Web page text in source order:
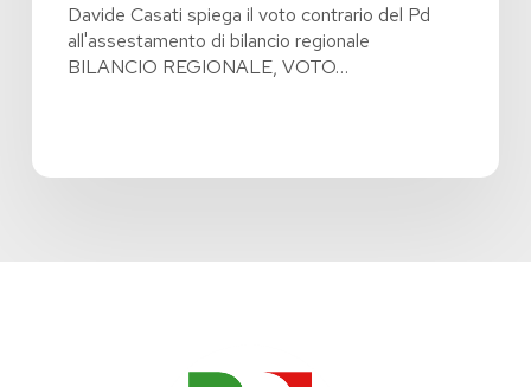
Davide Casati spiega il voto contrario del Pd
all'assestamento di bilancio regionale
BILANCIO REGIONALE, VOTO…